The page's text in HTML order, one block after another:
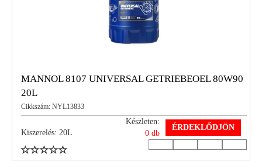
MANNOL 8107 UNIVERSAL GETRIEBEOEL 80W90
20L
Cikkszám: NYL13833
Kiszerelés: 20L
Készleten:
0 db
ÉRDEKLŐDJÖN